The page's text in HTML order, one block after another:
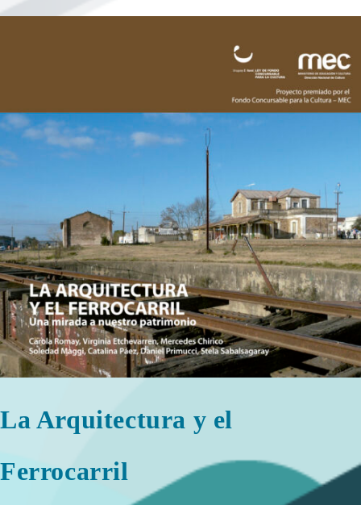
La Arquitectura y el
Ferrocarril